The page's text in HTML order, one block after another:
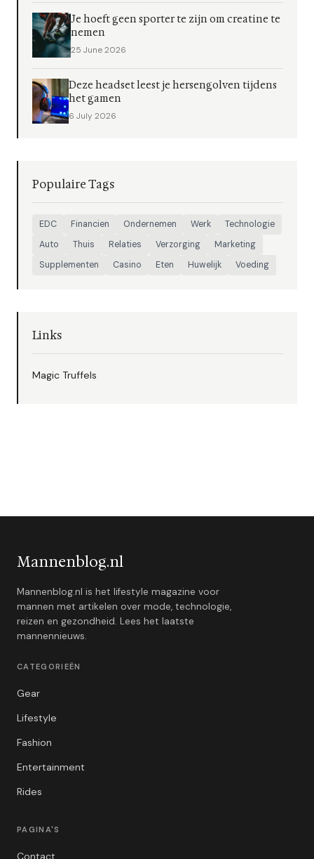
Je hoeft geen sporter te zijn om creatine te
nemen
25 June 2026
Deze headset leest je hersengolven tijdens
het gamen
6 July 2026
Populaire Tags
EDC Financien Ondernemen Werk
Technologie
Auto
Thuis Relaties Verzorging
Marketing
Supplementen
Casino Eten Huwelijk Voeding
Links
Magic Truffels
Mannenblog.nl
Mannenblog.nl is het lifestyle magazine voor
mannen met artikelen over mode, technologie,
reizen en gezondheid. Lees het laatste
mannennieuws.
CATEGORIEËN
Gear
Lifestyle
Fashion
Entertainment
Rides
PAGINA'S
Contact